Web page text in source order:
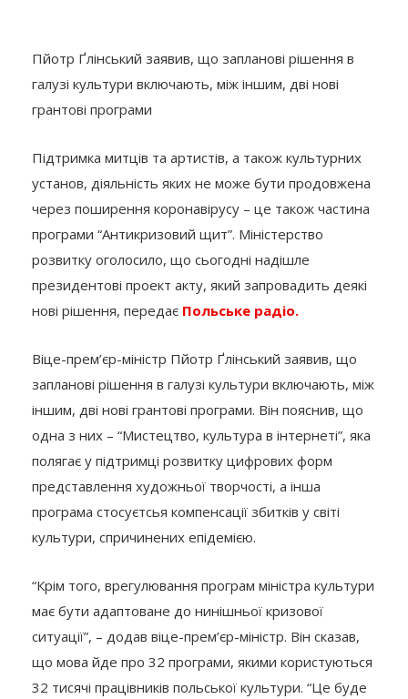
Пйотр Ґлінський заявив, що запланові рішення в
галузі культури включають, між іншим, дві нові
грантові програми
Підтримка митців та артистів, а також культурних
установ, діяльність яких не може бути продовжена
через поширення коронавірусу – це також частина
програми “Антикризовий щит”. Міністерство
розвитку оголосило, що сьогодні надішле
президентові проект акту, який запровадить деякі
нові рішення, передає Польське радіо.
Віце-прем’єр-міністр Пйотр Ґлінський заявив, що
запланові рішення в галузі культури включають, між
іншим, дві нові грантові програми. Він пояснив, що
одна з них – “Мистецтво, культура в інтернеті”, яка
полягає у підтримці розвитку цифрових форм
представлення художньої творчості, а інша
програма стосуєтсья компенсації збитків у світі
культури, спричинених епідемією.
“Крім того, врегулювання програм міністра культури
має бути адаптоване до нинішньої кризової
ситуації”, – додав віце-прем’єр-міністр. Він сказав,
що мова йде про 32 програми, якими користуються
32 тисячі працівників польської культури. “Це буде